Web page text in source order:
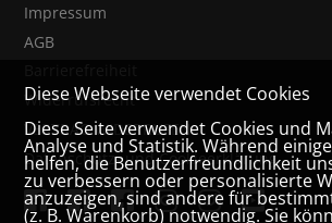
Impressum
AGB
Widerrufsrecht
VERTRAG WIDERRUFEN
Datenschutz- und Cookieerklärung
Diese Webseite verwendet Cookies
Diese Seite verwendet Cookies und
Analyse und Statistik. Während
helfen, die Benutzerfreundlichkeit
zu verbessern oder personalisierte
anzuzeigen, sind andere für
(z. B. Warenkorb) notwendig. Sie